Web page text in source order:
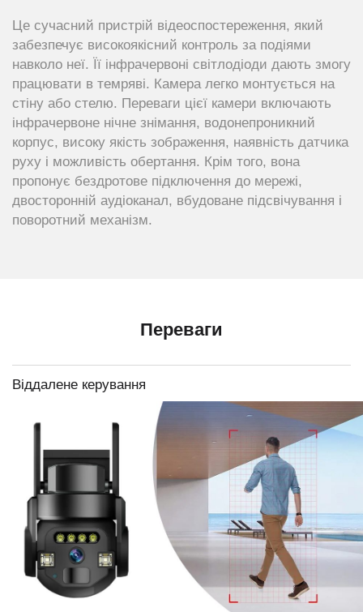
Це сучасний пристрій відеоспостереження, який
забезпечує високоякісний контроль за подіями
навколо неї. Її інфрачервоні світлодіоди дають змогу
працювати в темряві. Камера легко монтується на
стіну або стелю. Переваги цієї камери включають
інфрачервоне нічне знімання, водонепроникний
корпус, високу якість зображення, наявність датчика
руху і можливість обертання. Крім того, вона
пропонує бездротове підключення до мережі,
двосторонній аудіоканал, вбудоване підсвічування і
поворотний механізм.
Переваги
Віддалене керування